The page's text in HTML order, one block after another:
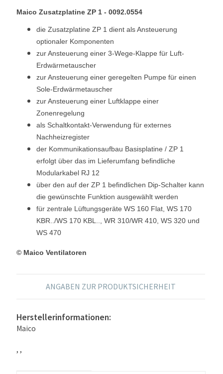
Maico Zusatzplatine ZP 1 - 0092.0554
die Zusatzplatine ZP 1 dient als Ansteuerung
optionaler Komponenten
zur Ansteuerung einer 3-Wege-Klappe für Luft-
Erdwärmetauscher
zur Ansteuerung einer geregelten Pumpe für einen
Sole-Erdwärmetauscher
zur Ansteuerung einer Luftklappe einer
Zonenregelung
als Schaltkontakt-Verwendung für externes
Nachheizregister
der Kommunikationsaufbau Basisplatine / ZP 1
erfolgt über das im Lieferumfang befindliche
Modularkabel RJ 12
über den auf der ZP 1 befindlichen Dip-Schalter kann
die gewünschte Funktion ausgewählt werden
für zentrale Lüftungsgeräte WS 160 Flat, WS 170
KBR../WS 170 KBL.., WR 310/WR 410, WS 320 und
WS 470
© Maico Ventilatoren
ANGABEN ZUR PRODUKTSICHERHEIT
Herstellerinformationen:
Maico
, ,